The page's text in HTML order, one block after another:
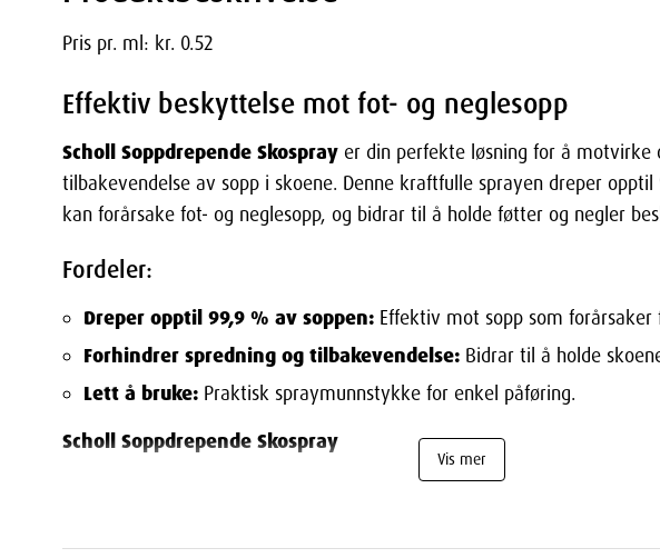
Pris pr. ml: kr. 0.52
Effektiv beskyttelse mot fot- og neglesopp
Scholl Soppdrepende Skospray er din perfekte løsning for å motvirke
tilbakevendelse av sopp i skoene. Denne kraftfulle sprayen dreper opptil
kan forårsake fot- og neglesopp, og bidrar til å holde føtter og negler
Fordeler:
Dreper opptil 99,9 % av soppen: Effektiv mot sopp som forårsaker
Forhindrer spredning og tilbakevendelse: Bidrar til å holde
Lett å bruke: Praktisk spraymunnstykke for enkel påføring.
Scholl Soppdrepende Skospray
er spesielt formulert for å beskytte skoene dine mot skadelig sopp.
og sunnere miljø for føttene dine.
Vis mer